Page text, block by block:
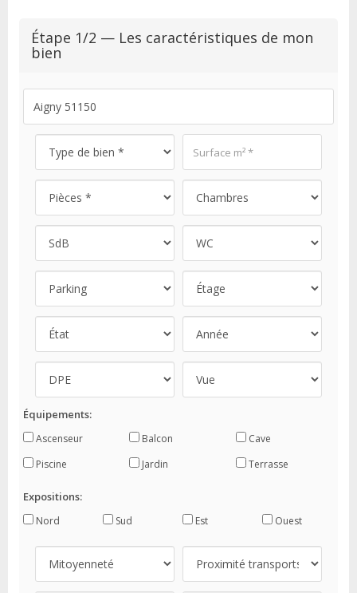
Étape 1/2 — Les caractéristiques de mon
bien
Équipements:
Ascenseur Balcon
Cave
Piscine
Jardin Terrasse
Expositions:
Nord Sud Est Ouest